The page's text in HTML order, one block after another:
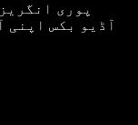
پوری
آڈیو بکس اپنی